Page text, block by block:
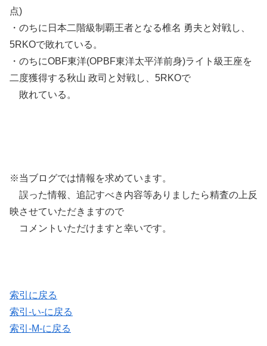
点)
・のちに日本二階級制覇王者となる椎名 勇夫と対戦し、
5RKOで敗れている。
・のちにOBF東洋(OPBF東洋太平洋前身)ライト級王座を
二度獲得する秋山 政司と対戦し、5RKOで
敗れている。
※当ブログでは情報を求めています。
誤った情報、追記すべき内容等ありましたら精査の上反
映させていただきますので
コメントいただけますと幸いです。
索引に戻る
索引-い-に戻る
索引-M-に戻る